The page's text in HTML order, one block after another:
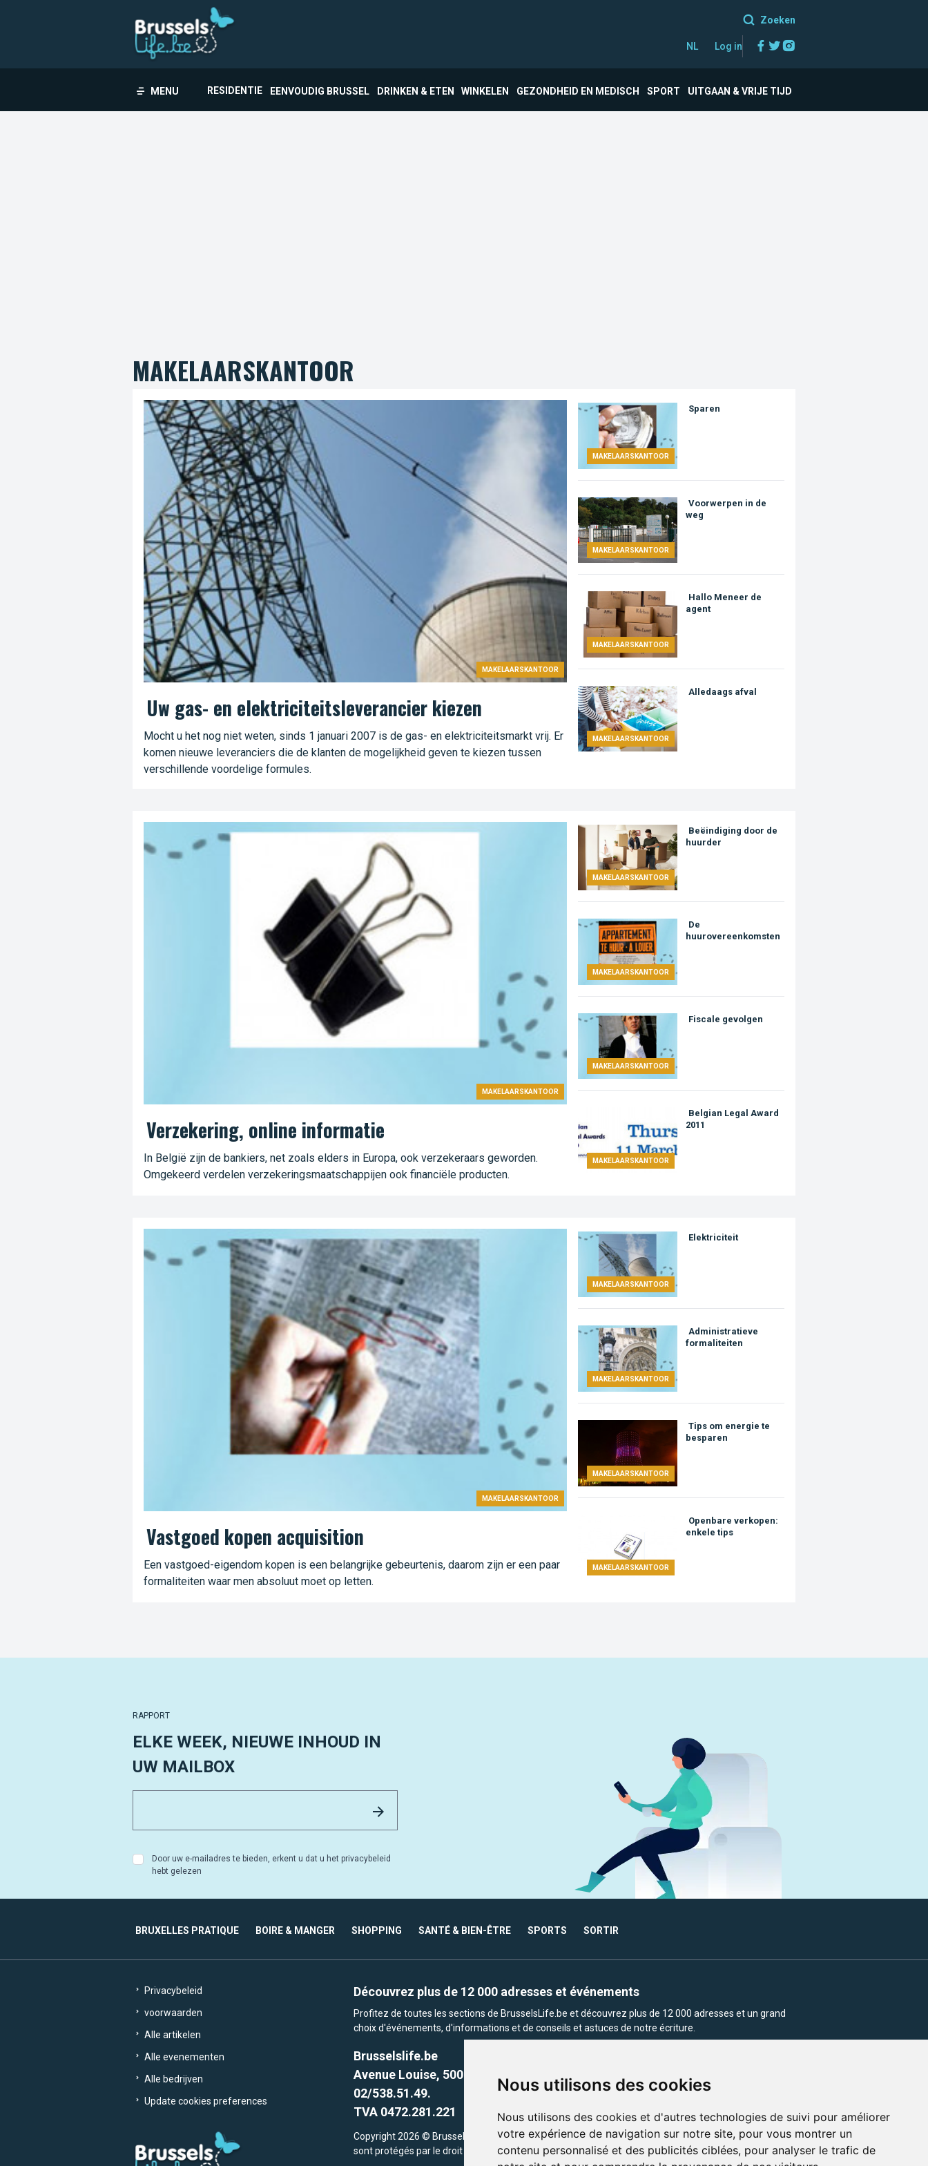
Nous utilisons des cookies
Nous utilisons des cookies et d'autres technologies de suivi pour améliorer
votre expérience de navigation sur notre site, pour vous montrer un
contenu personnalisé et des publicités ciblées, pour analyser le trafic de
Zoeken
NL Log in Facebook
Twitter
MENU RESIDENTIE EENVOUDIG BRUSSEL DRINKEN & ETEN WINKELEN GEZONDHEID EN MEDISCH SPORT UITGAAN & VRIJE TIJD
MAKELAARSKANTOOR
MAKELAARSKANTOOR
Uw gas- en elektriciteitsleverancier kiezen
Mocht u het nog niet weten, sinds 1 januari 2007 is de gas- en elektriciteitsmarkt vrij. Er
komen nieuwe leveranciers die de klanten de mogelijkheid geven te kiezen tussen
verschillende voordelige formules.
MAKELAARSKANTOOR
Sparen
MAKELAARSKANTOOR
Voorwerpen in de
weg
MAKELAARSKANTOOR
Hallo Meneer de
agent
MAKELAARSKANTOOR
Alledaags afval
MAKELAARSKANTOOR
Verzekering, online informatie
In België zijn de bankiers, net zoals elders in Europa, ook verzekeraars geworden.
Omgekeerd verdelen verzekeringsmaatschappijen ook financiële producten.
MAKELAARSKANTOOR
Beëindiging door de
huurder
MAKELAARSKANTOOR
De
huurovereenkomsten
MAKELAARSKANTOOR
Fiscale gevolgen
MAKELAARSKANTOOR
Belgian Legal Award
2011
MAKELAARSKANTOOR
Vastgoed kopen acquisition
Een vastgoed-eigendom kopen is een belangrijke gebeurtenis, daarom zijn er een paar
formaliteiten waar men absoluut moet op letten.
MAKELAARSKANTOOR
Elektriciteit
MAKELAARSKANTOOR
Administratieve
formaliteiten
MAKELAARSKANTOOR
Tips om energie te
besparen
MAKELAARSKANTOOR
Openbare verkopen:
enkele tips
RAPPORT
ELKE WEEK, NIEUWE INHOUD IN
UW MAILBOX
Door uw e-mailadres te bieden, erkent u dat u het privacybeleid
hebt gelezen
BRUXELLES PRATIQUE BOIRE & MANGER SHOPPING SANTÉ & BIEN-ÊTRE SPORTS SORTIR
Privacybeleid
voorwaarden
Alle artikelen
Alle evenementen
Alle bedrijven
Update cookies preferences
Découvrez plus de 12 000 adresses et événements
Profitez de toutes les sections de BrusselsLife.be et découvrez plus de 12 000 adresses et un grand
choix d'événements, d'informations et de conseils et astuces de notre écriture.
Brusselslife.be
Avenue Louise, 500 -1050 Ixelles, Brussels,
02/538.51.49.
TVA 0472.281.221
Copyright 2026 © Brusselslife.be Tous droits réservés. Le contenu et les images utilisés sur ce site
sont protégés par le droit d'auteur. la propriétaires respectifs.